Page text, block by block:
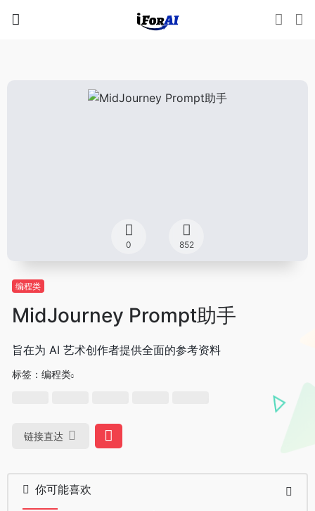
0 852
编程类
MidJourney Prompt助手
旨在为 AI 艺术创作者提供全面的参考资料
标签： 编程类
链接直达
你可能喜欢